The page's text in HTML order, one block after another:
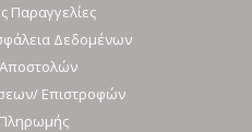
Παραγγελίες
Δεδομένων
Αποστολών
Επιστροφών